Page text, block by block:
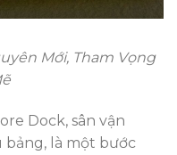
Mới, Tham Vọng
Dock, sân vận
là một bước